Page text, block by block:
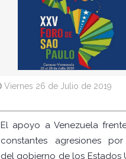
Viernes 26 de Julio de 2019
El apoyo a Venezuela
constantes agresiones
del gobierno de los Estados